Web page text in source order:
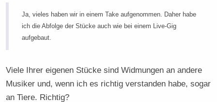
Ja, vieles haben wir in einem Take aufgenommen. Daher habe
ich die Abfolge der Stücke auch wie bei einem Live-Gig
aufgebaut.
Viele Ihrer eigenen Stücke sind Widmungen an andere
Musiker und, wenn ich es richtig verstanden habe, sogar
an Tiere. Richtig?